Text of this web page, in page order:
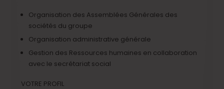
Organisation des Assemblées Générales des
sociétés du groupe
Organisation administrative générale
Gestion des Ressources humaines en collaboration
avec le secrétariat social
VOTRE PROFIL